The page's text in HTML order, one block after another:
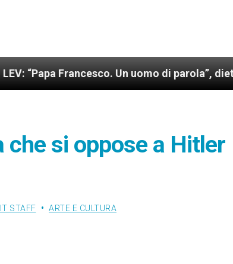
Un uomo di parola”, dietro le quinte
che si oppose a Hitler
STAFF ARTE E CULTURA